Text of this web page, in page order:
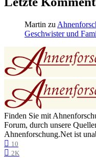
Martin zu
Geschwister und
Finden Sie mit
Forum, durch unsere
Ahnenforschung.Net ist
10
2K